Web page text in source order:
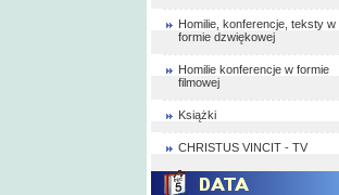
Homilie, konferencje, teksty w
formie dzwiękowej
Homilie konferencje w formie
filmowej
Książki
CHRISTUS VINCIT - TV